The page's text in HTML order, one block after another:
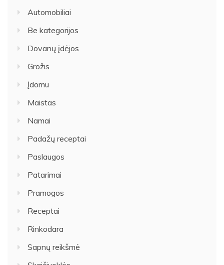
Automobiliai
Be kategorijos
Dovanų įdėjos
Grožis
Įdomu
Maistas
Namai
Padažų receptai
Paslaugos
Patarimai
Pramogos
Receptai
Rinkodara
Sapnų reikšmė